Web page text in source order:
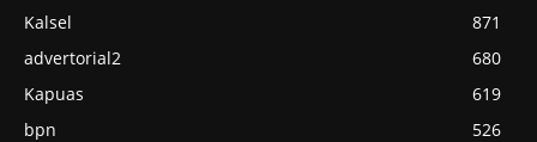
Kalsel
871
advertorial2
680
Kapuas
619
bpn
526